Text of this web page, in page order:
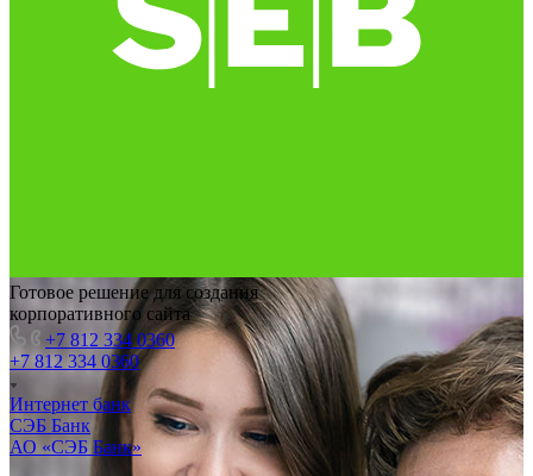
Готовое решение для создания
корпоративного сайта
+7 812 334 0360
+7 812 334 0360
Интернет банк
СЭБ Банк
АО «СЭБ Банк»